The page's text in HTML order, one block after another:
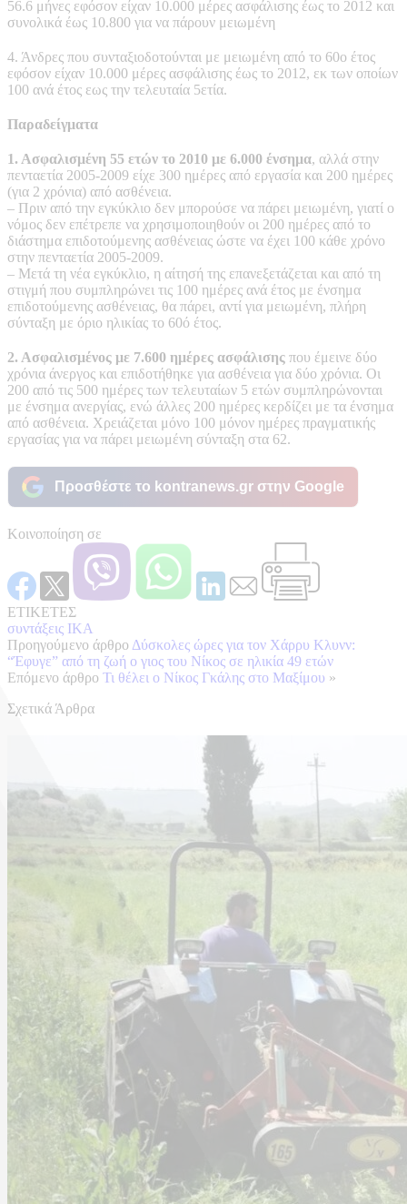
56.6 μήνες εφόσον είχαν 10.000 μέρες ασφάλισης έως το 2012 και
συνολικά έως 10.800 για να πάρουν μειωμένη
4. Άνδρες που συνταξιοδοτούνται με μειωμένη από το 60ο έτος
εφόσον είχαν 10.000 μέρες ασφάλισης έως το 2012, εκ των οποίων
100 ανά έτος εως την τελευταία 5ετία.
Παραδείγματα
1. Ασφαλισμένη 55 ετών το 2010 με 6.000 ένσημα, αλλά στην
πενταετία 2005-2009 είχε 300 ημέρες από εργασία και 200 ημέρες
(για 2 χρόνια) από ασθένεια.
– Πριν από την εγκύκλιο δεν μπορούσε να πάρει μειωμένη, γιατί ο
νόμος δεν επέτρεπε να χρησιμοποιηθούν οι 200 ημέρες από το
διάστημα επιδοτούμενης ασθένειας ώστε να έχει 100 κάθε χρόνο
στην πενταετία 2005-2009.
– Μετά τη νέα εγκύκλιο, η αίτησή της επανεξετάζεται και από τη
στιγμή που συμπληρώνει τις 100 ημέρες ανά έτος με ένσημα
επιδοτούμενης ασθένειας, θα πάρει, αντί για μειωμένη, πλήρη
σύνταξη με όριο ηλικίας το 60ό έτος.
2. Ασφαλισμένος με 7.600 ημέρες ασφάλισης που έμεινε δύο
χρόνια άνεργος και επιδοτήθηκε για ασθένεια για δύο χρόνια. Οι
200 από τις 500 ημέρες των τελευταίων 5 ετών συμπληρώνονται
με ένσημα ανεργίας, ενώ άλλες 200 ημέρες κερδίζει με τα ένσημα
από ασθένεια. Χρειάζεται μόνο 100 μόνον ημέρες πραγματικής
εργασίας για να πάρει μειωμένη σύνταξη στα 62.
Προσθέστε το kontranews.gr στην Google
Κοινοποίηση σε
ΕΤΙΚΕΤΕΣ
συντάξεις ΙΚΑ
Προηγούμενο άρθρο Δύσκολες ώρες για τον Χάρρυ Κλυνν:
“Έφυγε” από τη ζωή ο γιος του Νίκος σε ηλικία 49 ετών
Επόμενο άρθρο Τι θέλει ο Νίκος Γκάλης στο Μαξίμου »
Σχετικά Άρθρα